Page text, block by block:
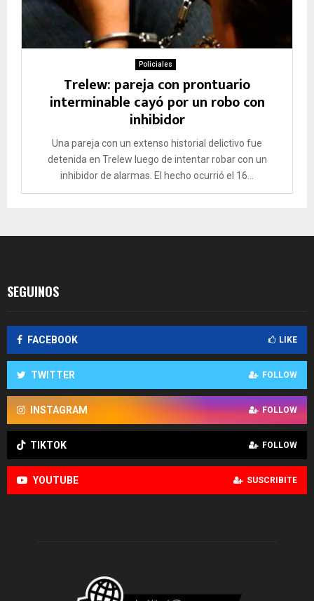
Policiales
Trelew: pareja con prontuario
interminable cayó por un robo con
inhibidor
Una pareja con un extenso historial delictivo fue
detenida en Trelew luego de intentar robar con un
inhibidor de alarmas. El hecho ocurrió el 16...
SEGUINOS
FACEBOOK LIKE
TWITTER FOLLOW
INSTAGRAM FOLLOW
TIKTOK FOLLOW
YOUTUBE SUSCRIBITE